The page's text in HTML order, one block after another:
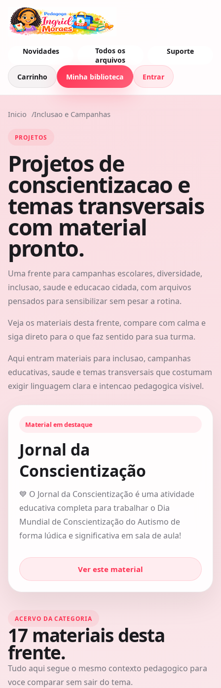
Novidades
Todos os
arquivos
Suporte
Carrinho Minha biblioteca Entrar
Inicio Inclusao e Campanhas
PROJETOS
Projetos de
conscientizacao e
temas transversais
com material
pronto.
Uma frente para campanhas escolares, diversidade,
inclusao, saude e educacao cidada, com arquivos
pensados para sensibilizar sem pesar a rotina.
Veja os materiais desta frente, compare com calma e
siga direto para o que faz sentido para sua turma.
Aqui entram materiais para inclusao, campanhas
educativas, saude e temas transversais que costumam
exigir linguagem clara e intencao pedagogica visivel.
Material em destaque
Jornal da
Conscientização
💙 O Jornal da Conscientização é uma atividade
educativa completa para trabalhar o Dia
Mundial de Conscientização do Autismo de
forma lúdica e significativa em sala de aula!
Ver este material
ACERVO DA CATEGORIA
17materiais desta
frente.
Tudo aqui segue o mesmo contexto pedagogico para
voce comparar sem sair do tema.